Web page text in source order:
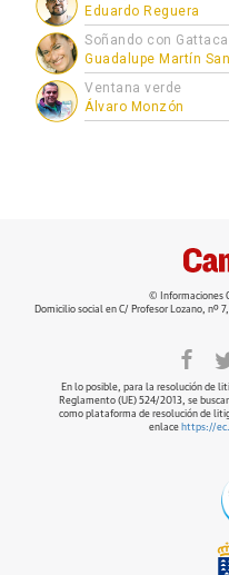
Eduardo Reguera
Soñando con Gattaca
Guadalupe Martín
Ventana verde
Álvaro Monzón
© Informaciones
Domicilio social en C/ Profesor Lozano, nº
En lo posible, para la resolución de
Reglamento (UE) 524/2013, se
como plataforma de resolución de
enlace https://